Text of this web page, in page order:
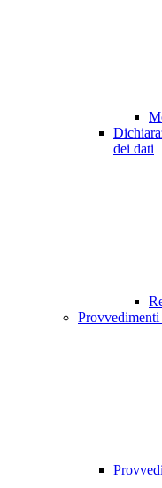
dei dati
Provvedimenti